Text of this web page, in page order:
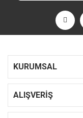
KURUMSAL
ALIŞVERİŞ